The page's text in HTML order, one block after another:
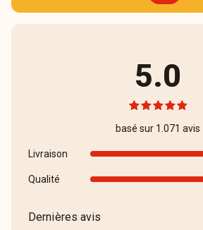
5.0
basé sur 1.071 avis
Livraison
Qualité
Dernières avis